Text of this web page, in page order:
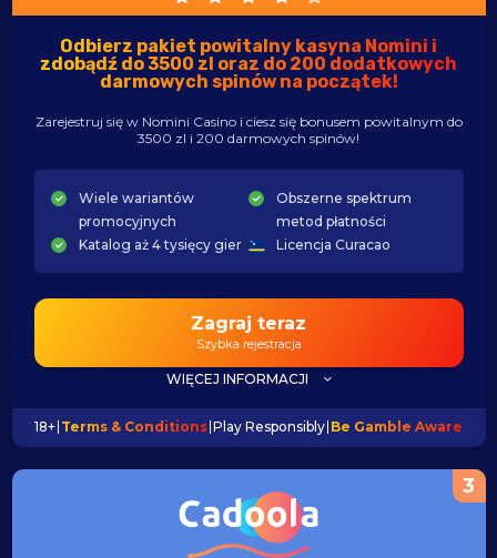
Odbierz pakiet powitalny kasyna Nomini i
zdobądź do 3500 zl oraz do 200 dodatkowych
darmowych spinów na początek!
Zarejestruj się w Nomini Casino i ciesz się bonusem powitalnym do
3500 zl i 200 darmowych spinów!
Wiele wariantów
promocyjnych
Obszerne spektrum
metod płatności
Katalog aż 4 tysięcy gier
Licencja Curacao
Zagraj teraz
Szybka rejestracja
WIĘCEJ INFORMACJI
18+ Terms & Conditions Play Responsibly Be Gamble Aware
3